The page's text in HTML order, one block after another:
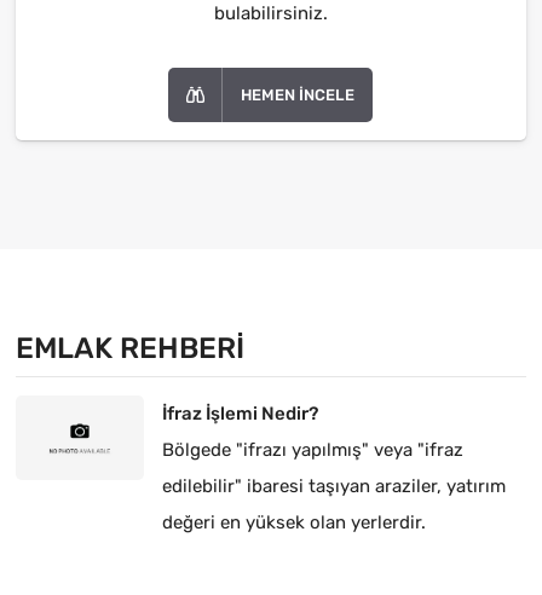
bulabilirsiniz.
HEMEN İNCELE
EMLAK REHBERI
İfraz İşlemi Nedir?
Bölgede "ifrazı yapılmış" veya "ifraz
edilebilir" ibaresi taşıyan araziler, yatırım
değeri en yüksek olan yerlerdir.